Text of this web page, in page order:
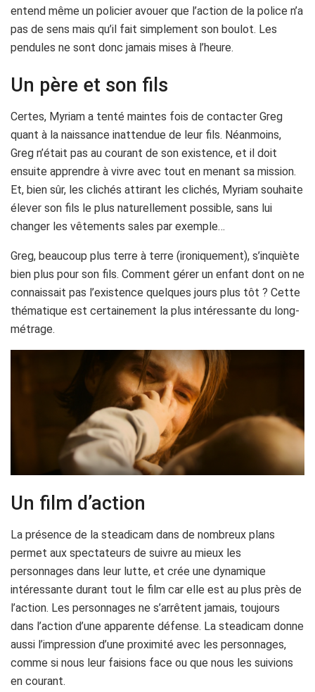
entend même un policier avouer que l’action de la police n’a
pas de sens mais qu’il fait simplement son boulot. Les
pendules ne sont donc jamais mises à l’heure.
Un père et son fils
Certes, Myriam a tenté maintes fois de contacter Greg
quant à la naissance inattendue de leur fils. Néanmoins,
Greg n’était pas au courant de son existence, et il doit
ensuite apprendre à vivre avec tout en menant sa mission.
Et, bien sûr, les clichés attirant les clichés, Myriam souhaite
élever son fils le plus naturellement possible, sans lui
changer les vêtements sales par exemple…
Greg, beaucoup plus terre à terre (ironiquement), s’inquiète
bien plus pour son fils. Comment gérer un enfant dont on ne
connaissait pas l’existence quelques jours plus tôt ? Cette
thématique est certainement la plus intéressante du long-
métrage.
Un film d’action
La présence de la steadicam dans de nombreux plans
permet aux spectateurs de suivre au mieux les
personnages dans leur lutte, et crée une dynamique
intéressante durant tout le film car elle est au plus près de
l’action. Les personnages ne s’arrêtent jamais, toujours
dans l’action d’une apparente défense. La steadicam donne
aussi l’impression d’une proximité avec les personnages,
comme si nous leur faisions face ou que nous les suivions
en courant.